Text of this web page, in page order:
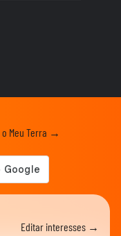
Uncrowned, o
sombria
nostalgia e clima
Sword...
o Meu Terra →
Editar interesses →